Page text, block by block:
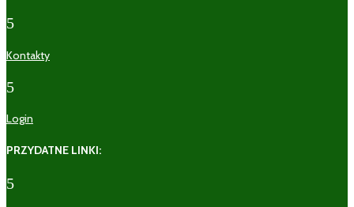
5
Kontakty
5
Login
PRZYDATNE LINKI:
5